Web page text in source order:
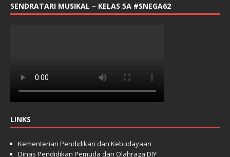
SENDRATARI MUSIKAL – KELAS 5A #SNEGA62
LINKS
Kementerian Pendidikan dan Kebudayaan
Dinas Pendidikan Pemuda dan Olahraga DIY